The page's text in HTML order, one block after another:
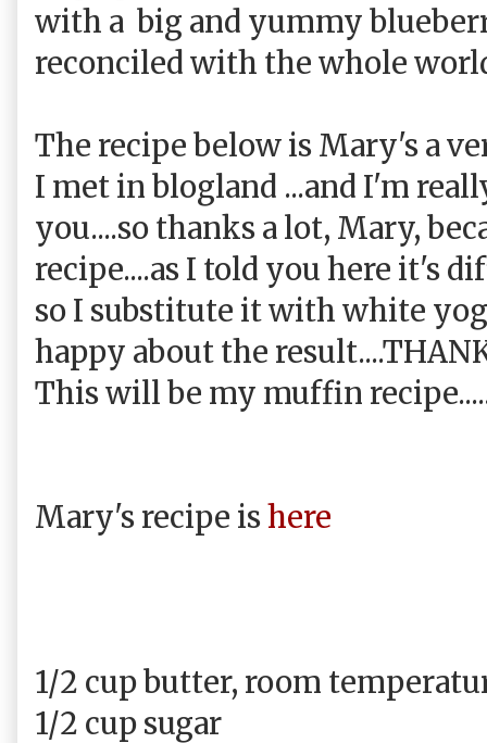
with a big and yummy
reconciled with the whole
The recipe below is Mary's a
I met in blogland ...and I'm
you....so thanks a lot, Mary,
recipe....as I told you here it's
so I substitute it with white
happy about the
This will be my muffin
Mary's recipe ishere
1/2 cup butter, room
1/2 cup sugar